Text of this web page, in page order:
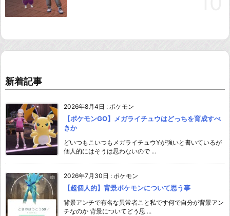
新着記事
2026年8月4日 : ポケモン
【ポケモンGO】メガライチュウはどっちを育成すべ
きか
どいつもこいつもメガライチュウYが強いと書いているが
個人的にはそうは思わないので ...
2026年7月30日 : ポケモン
【超個人的】背景ポケモンについて思う事
背景アンチで有名な異常者こと私です何で自分が背景アン
チなのか 背景についてどう思 ...